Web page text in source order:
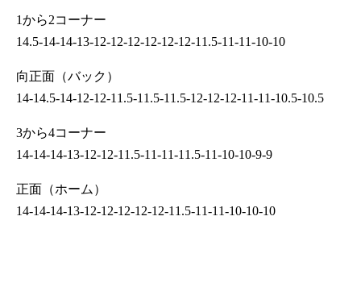
1から2コーナー
14.5-14-14-13-12-12-12-12-12-12-11.5-11-11-10-10
向正面（バック）
14-14.5-14-12-12-11.5-11.5-11.5-12-12-12-11-11-10.5-10.5
3から4コーナー
14-14-14-13-12-12-11.5-11-11-11.5-11-10-10-9-9
正面（ホーム）
14-14-14-13-12-12-12-12-12-11.5-11-11-10-10-10